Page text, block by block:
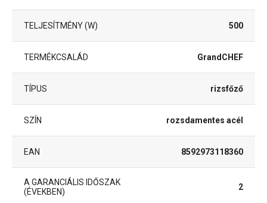
TELJESÍTMÉNY (W) 500
TERMÉKCSALÁD GrandCHEF
TÍPUS rizsfőző
SZÍN rozsdamentes acél
EAN 8592973118360
A GARANCIÁLIS IDŐSZAK
(ÉVEKBEN)
2